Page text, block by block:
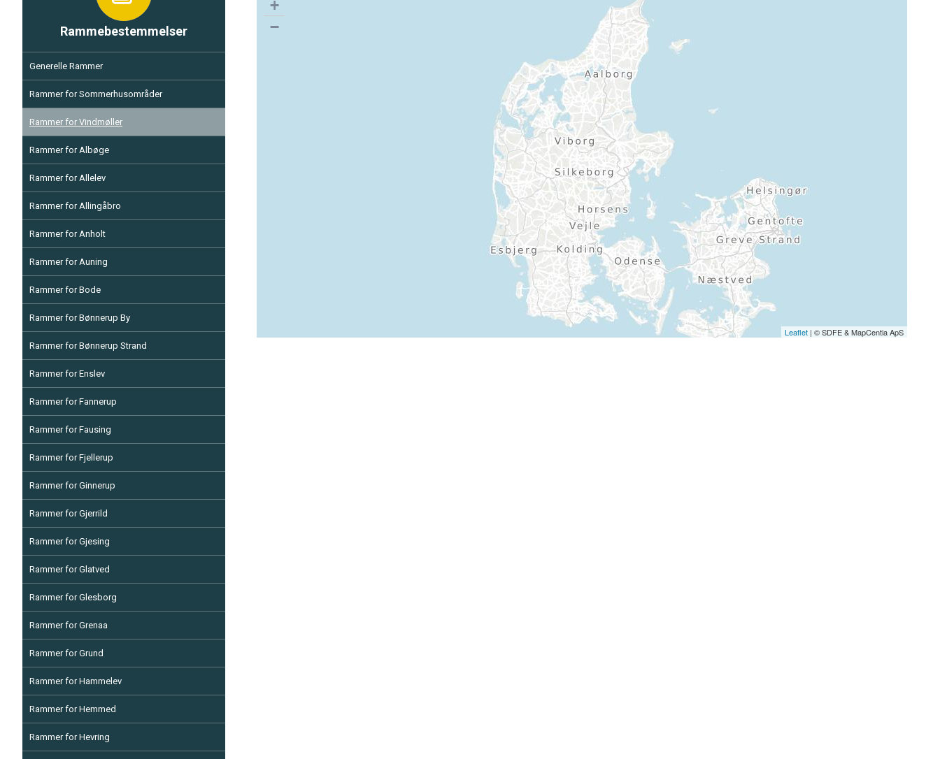
Generelle Rammer
Rammer for Sommerhusområder
Rammer for Vindmøller
Rammer for Albøge
Rammer for Allelev
Rammer for Allingåbro
Rammer for Anholt
Rammer for Auning
Rammer for Bode
Rammer for Bønnerup By
Rammer for Bønnerup Strand
Rammer for Enslev
Rammer for Fannerup
Rammer for Fausing
Rammer for Fjellerup
Rammer for Ginnerup
Rammer for Gjerrild
Rammer for Gjesing
Rammer for Glatved
Rammer for Glesborg
Rammer for Grenaa
Rammer for Grund
Rammer for Hammelev
Rammer for Hemmed
Rammer for Hevring
Rammebestemmelser
+
−
Leaflet | © SDFE & MapCentia ApS